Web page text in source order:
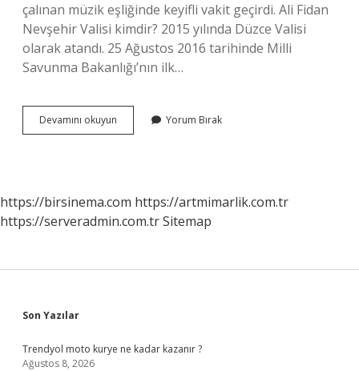
çalınan müzik eşliğinde keyifli vakit geçirdi. Ali Fidan
Nevşehir Valisi kimdir? 2015 yılında Düzce Valisi
olarak atandı. 25 Ağustos 2016 tarihinde Milli
Savunma Bakanlığı’nın ilk…
Devamını okuyun Nevşehir
Valisi
Yorum Bırak
https://birsinema.com https://artmimarlik.com.tr
https://serveradmin.com.trSitemap
Sidebar
Son Yazılar
Trendyol moto kurye ne kadar kazanır ?
Ağustos 8, 2026